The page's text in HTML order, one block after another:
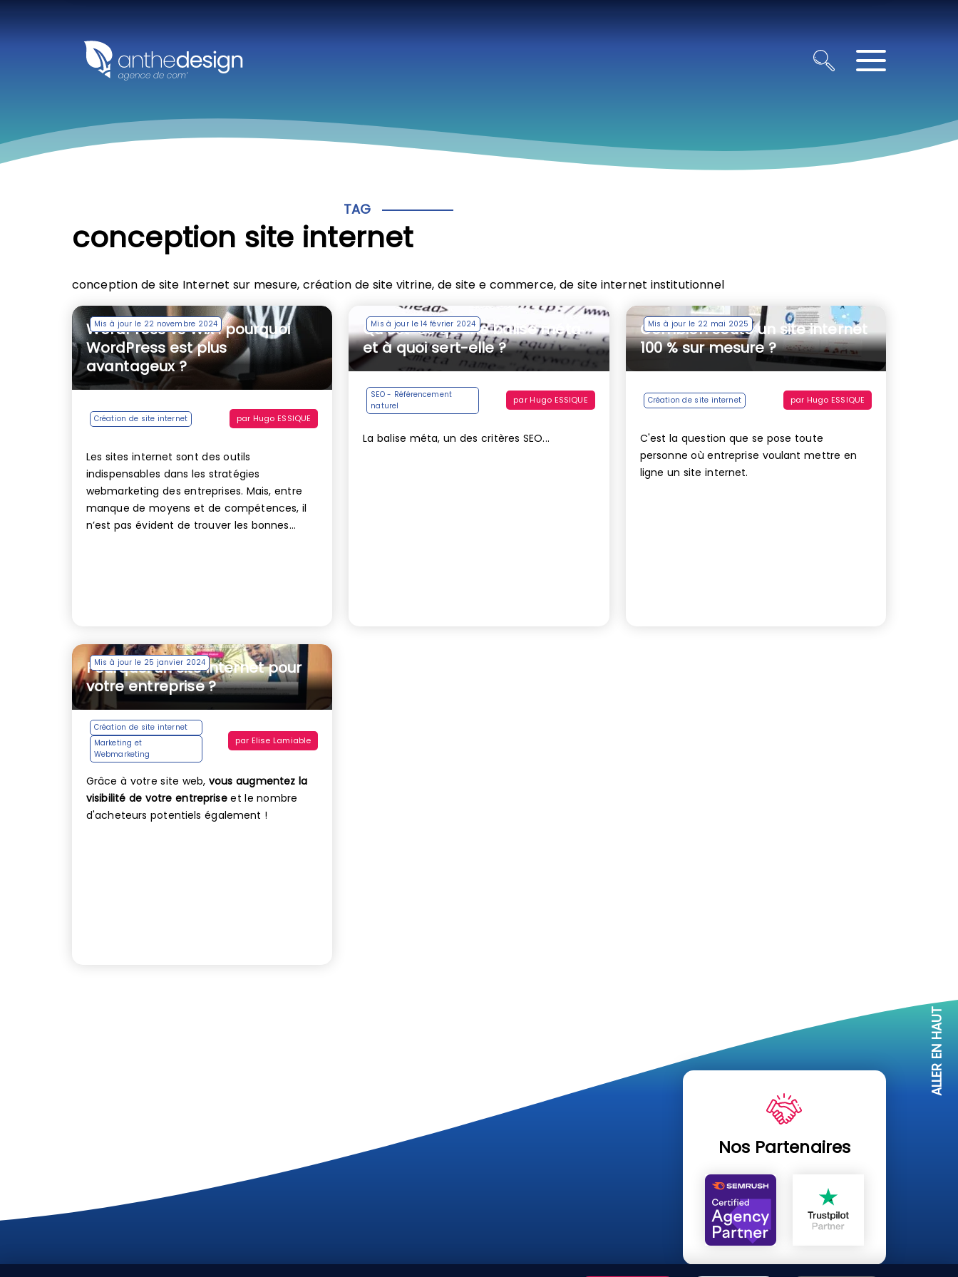
TAG
conception site internet
conception de site Internet sur mesure, création de site vitrine, de site e commerce, de site internet institutionnel
Mis à jour le 22 novembre 2024
WordPress vs Wix : pourquoi
WordPress est plus
avantageux ?
Création de site internet par Hugo ESSIQUE
Les sites internet sont des outils
indispensables dans les stratégies
webmarketing des entreprises. Mais, entre
manque de moyens et de compétences, il
n’est pas évident de trouver les bonnes...
Mis à jour le 14 février 2024
Qu’est-ce qu’une balise méta
et à quoi sert-elle ?
SEO - Référencement
naturel
par Hugo ESSIQUE
La balise méta, un des critères SEO...
Mis à jour le 22 mai 2025
Combien coûte un site internet
100 % sur mesure ?
Création de site internet par Hugo ESSIQUE
C'est la question que se pose toute
personne où entreprise voulant mettre en
ligne un site internet.
Mis à jour le 25 janvier 2024
Pourquoi un site internet pour
votre entreprise ?
Création de site internet
Marketing et
Webmarketing
par Elise Lamiable
Grâce à votre site web, vous augmentez la
visibilité de votre entrepriseet le nombre
d'acheteurs potentiels également !
ALLER EN HAUT
Nos Partenaires